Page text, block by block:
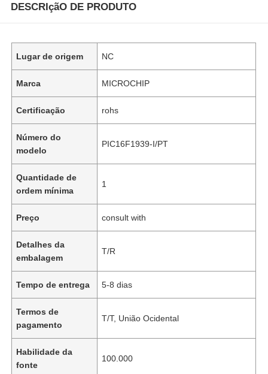
DESCRIçãO DE PRODUTO
Lugar de origem NC
Marca MICROCHIP
Certificação rohs
Número do
modelo
PIC16F1939-I/PT
Quantidade de
ordem mínima
1
Preço consult with
Detalhes da
embalagem
T/R
Tempo de entrega 5-8 dias
Termos de
pagamento
T/T, União Ocidental
Habilidade da
fonte
100.000